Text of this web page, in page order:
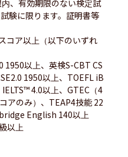
、有効期限のない検定試
験に限ります。証明書等
コア以上（以下のいずれ
1950以上、英検S-CBT CS
1950以上、TOEFL iB
4.0以上、GTEC（4
アのみ）、TEAP4技能 22
English 140以上
以上